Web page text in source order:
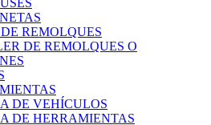
REMOLQUES
DE REMOLQUES O
DE VEHÍCULOS
DE HERRAMIENTAS